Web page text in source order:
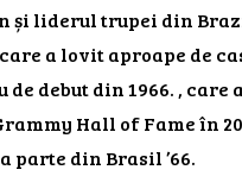
liderul trupei din
a lovit aproape de
de debut din 1966. ,
Hall of Fame în
parte din Brasil ’66.